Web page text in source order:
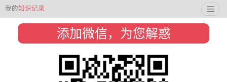
我的知识记录
添加微信，为您解惑